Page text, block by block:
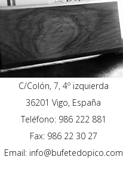
C/Colón, 7, 4º izquierda
36201 Vigo, España
Teléfono: 986 222 881
Fax: 986 22 30 27
Email: info@bufetedopico.com